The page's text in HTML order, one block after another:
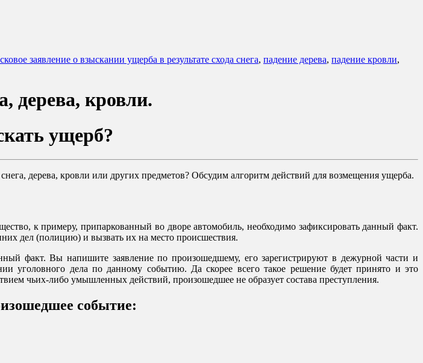
заявление о взыскании ущерба в результате схода снега, падение дерева, падение кровли,
дерева, кровли.
ущерб?
дерева, кровли или других предметов? Обсудим алгоритм действий для возмещения ущерба.
к примеру, припаркованный во дворе автомобиль, необходимо зафиксировать данный факт.
дел (полицию) и вызвать их на место происшествия.
факт. Вы напишите заявление по произошедшему, его зарегистрируют в дежурной части и
уголовного дела по данному событию. Да скорее всего такое решение будет принято и это
чьих-либо умышленных действий, произошедшее не образует состава преступления.
событие: